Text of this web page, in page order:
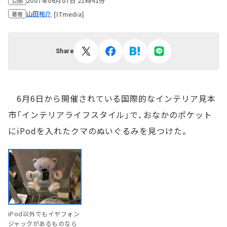
著者 山田祐介 [ITmedia]
Share
6月6日から開催されている国際的なインテリア見本
市「インテリアライフスタイル」で、おなかのポケット
にiPodを入れたクマのぬいぐるみを見つけた。
iPod以外でもイヤフォン
ジャックがあるものなら